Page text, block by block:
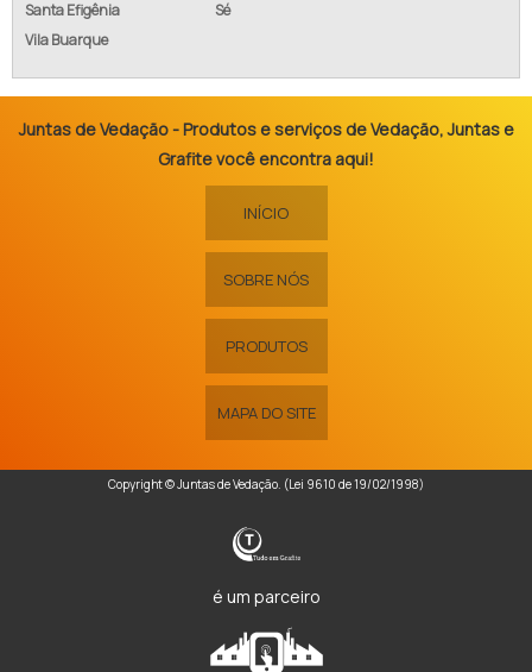
Santa Efigênia
Sé
Vila Buarque
Juntas de Vedação - Produtos e serviços de Vedação, Juntas e
Grafite você encontra aqui!
INÍCIO
SOBRE NÓS
PRODUTOS
MAPA DO SITE
Copyright © Juntas de Vedação. (Lei 9610 de 19/02/1998)
é um parceiro